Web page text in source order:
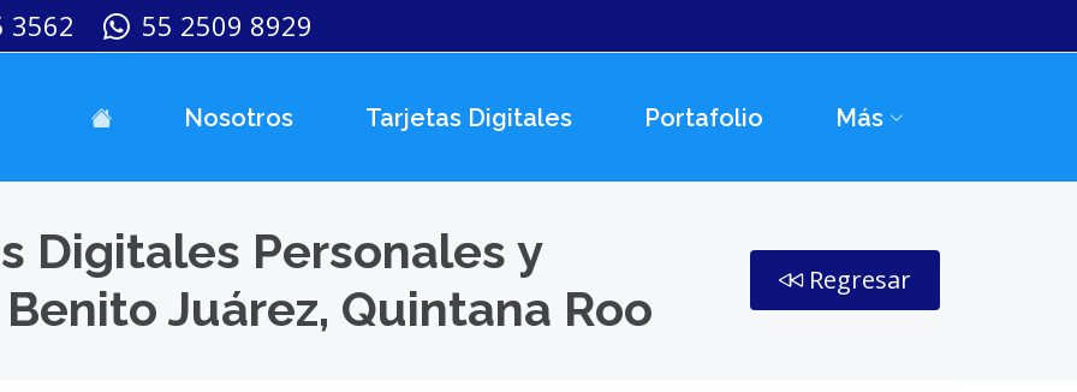
3562 55 2509 8929
Nosotros Tarjetas Digitales Portafolio Más
Digitales Personales y
Juárez, Quintana Roo
Regresar